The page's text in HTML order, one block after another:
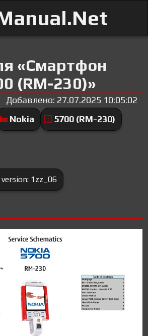
«Смартфон
(RM-230)»
Добавлено: 27.07.2025 10:05:02
Nokia 5700 (RM-230)
1zz_06